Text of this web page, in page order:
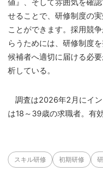
値』、そして雰囲気を確
せることで、研修制度の
ことができます。採用競
らうためには、研修制度
候補者へ適切に届ける必
析している。
調査は2026年2月にイ
は18～39歳の求職者。有
スキル研修 初期研修